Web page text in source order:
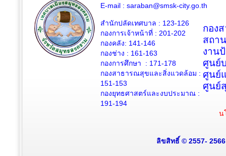
E-mail : saraban@smsk-city.go.th
สำนักปลัดเทศบาล : 123-126
กองการเจ้าหน้าที่ : 201-202
กองคลัง: 141-146
กองช่าง : 161-163
กองการศึกษา : 171-178
กองสาธารณสุขและสิ่งแวดล้อม :
151-153
กองยุทธศาสตร์และงบประมาณ :
191-194
กอง
สถา
งาน
ศูนย์
ศูนย์
ศูนย์
น
ลิขสิทธิ์ © 2557-